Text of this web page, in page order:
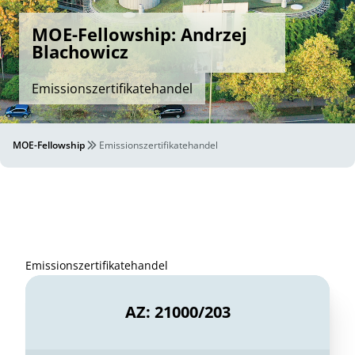
MOE-Fellowship: Andrzej
Blachowicz
Emissionszertifikatehandel
MOE-Fellowship Emissionszertifikatehandel
Emissionszertifikatehandel
AZ: 21000/203